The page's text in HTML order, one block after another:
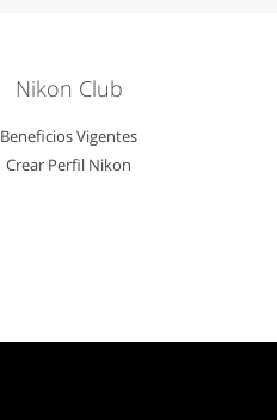
Nikon Club
Beneficios Vigentes
Crear Perfil Nikon